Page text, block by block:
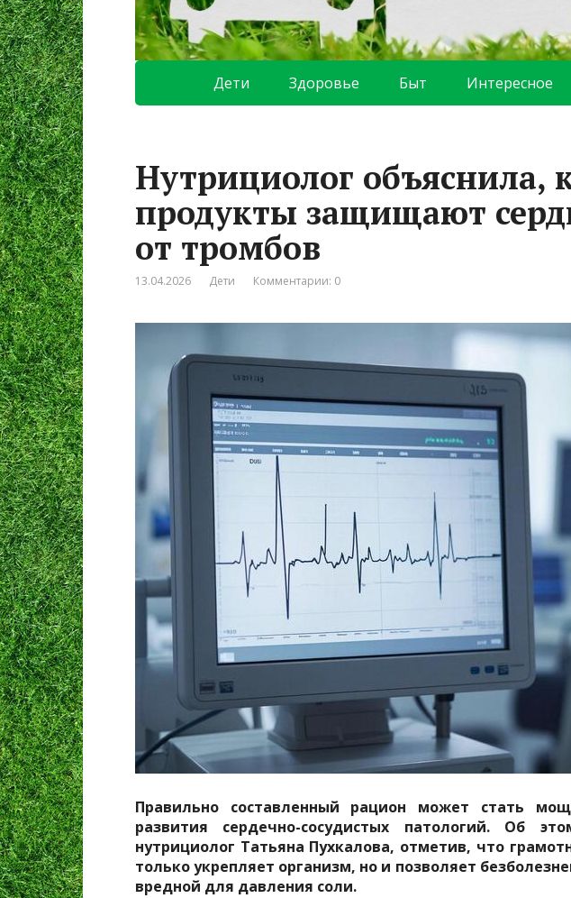
Дети Здоровье Быт Интересное
Нутрициолог объяснила,
продукты защищают
от тромбов
13.04.2026 Дети Комментарии: 0
Правильно составленный рацион может стать
развития сердечно-сосудистых патологий. Об
нутрициолог Татьяна Пухкалова, отметив, что
только укрепляет организм, но и позволяет
вредной для давления соли.